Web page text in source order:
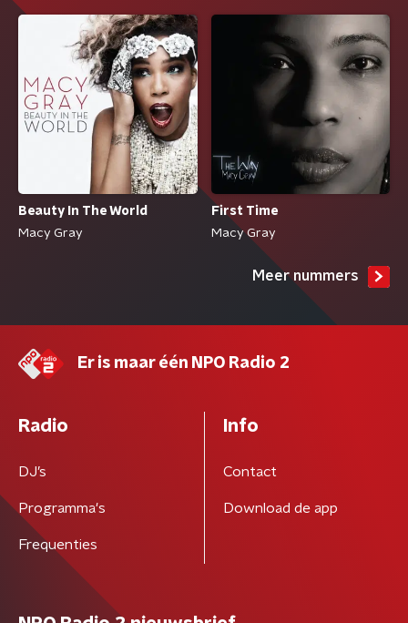
Beauty In The World
Macy Gray
First Time
Macy Gray
Meer nummers
Er is maar één NPO Radio 2
Radio
DJ’s
Programma's
Frequenties
Info
Contact
Download de app